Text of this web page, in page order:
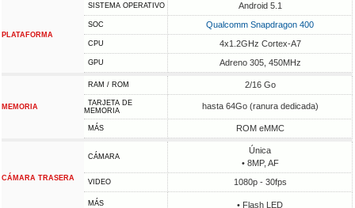
PLATAFORMA
SISTEMA OPERATIVO Android 5.1
SOC Qualcomm Snapdragon 400
CPU 4x1.2GHz Cortex-A7
GPU Adreno 305, 450MHz
MEMORIA
RAM / ROM 2/16 Go
TARJETA DE
MEMORIA
hasta 64Go (ranura dedicada)
MÁS ROM eMMC
CÁMARA TRASERA
CÁMARA
Única
• 8MP, AF
VIDEO 1080p - 30fps
MÁS • Flash LED